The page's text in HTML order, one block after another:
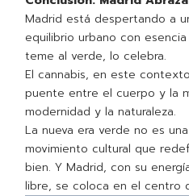
Madrid está despertando a
equilibrio urbano con
teme al verde, lo celebra.
El cannabis, en este
puente entre el cuerpo y la
modernidad y la naturaleza.
La nueva era verde no es
movimiento cultural que
bien. Y Madrid, con su
libre, se coloca en el centro